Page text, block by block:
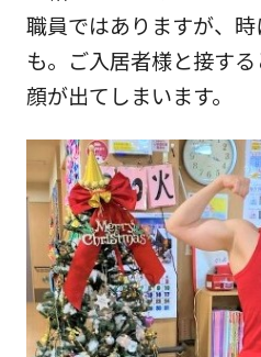
職員ではありますが、
も。ご入居者様と接す
顔が出てしまいます。